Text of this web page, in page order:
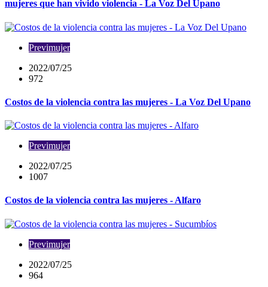
mujeres que han vivido violencia - La Voz Del Upano
Previmujer
2022/07/25
972
Costos de la violencia contra las mujeres - La Voz Del Upano
Previmujer
2022/07/25
1007
Costos de la violencia contra las mujeres - Alfaro
Previmujer
2022/07/25
964